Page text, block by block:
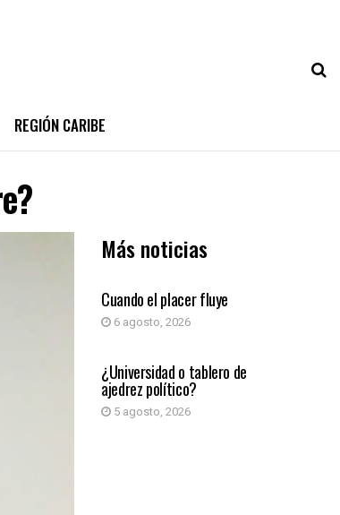
REGIÓN CARIBE
Más noticias
COLUMNA DE OPINIÓN
Cuando el placer fluye
6 agosto, 2026
COLUMNA DE OPINIÓN
¿Universidad o tablero de
ajedrez político?
5 agosto, 2026